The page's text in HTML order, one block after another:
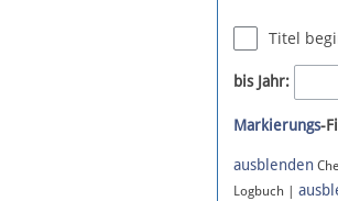
Titel
bis Jahr:
Markierungs-
ausblenden
Logbuch |